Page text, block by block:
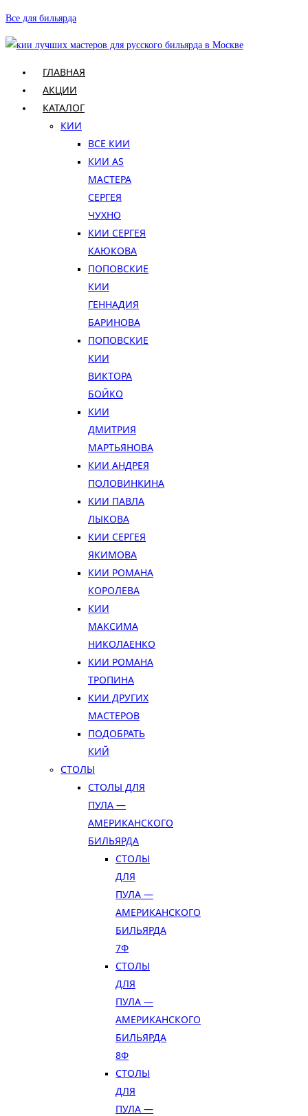
Перейти
к
содержимому
Все для бильярда
ГЛАВНАЯ
АКЦИИ
КАТАЛОГ
КИИ
ВСЕ КИИ
КИИ AS
МАСТЕРА
СЕРГЕЯ
ЧУХНО
КИИ СЕРГЕЯ
КАЮКОВА
ПОПОВСКИЕ
КИИ
ГЕННАДИЯ
БАРИНОВА
ПОПОВСКИЕ
КИИ
ВИКТОРА
БОЙКО
КИИ
ДМИТРИЯ
МАРТЬЯНОВА
КИИ АНДРЕЯ
ПОЛОВИНКИНА
КИИ ПАВЛА
ЛЫКОВА
КИИ СЕРГЕЯ
ЯКИМОВА
КИИ РОМАНА
КОРОЛЕВА
КИИ
МАКСИМА
НИКОЛАЕНКО
КИИ РОМАНА
ТРОПИНА
КИИ ДРУГИХ
МАСТЕРОВ
ПОДОБРАТЬ
КИЙ
СТОЛЫ
СТОЛЫ ДЛЯ
ПУЛА —
АМЕРИКАНСКОГО
БИЛЬЯРДА
СТОЛЫ
ДЛЯ
ПУЛА —
АМЕРИКАНСКОГО
БИЛЬЯРДА
7Ф
СТОЛЫ
ДЛЯ
ПУЛА —
АМЕРИКАНСКОГО
БИЛЬЯРДА
8Ф
СТОЛЫ
ДЛЯ
ПУЛА —